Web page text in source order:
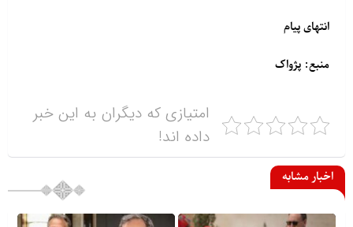
انتهای پیام
منبع: پژواک
امتیازی که دیگران به این خبر
داده اند!
اخبار مشابه